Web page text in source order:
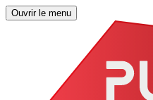
Ouvrir le menu